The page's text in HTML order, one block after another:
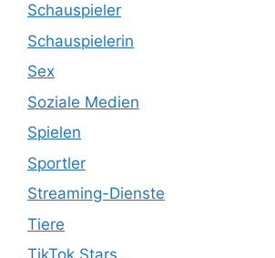
Schauspieler
Schauspielerin
Sex
Soziale Medien
Spielen
Sportler
Streaming-Dienste
Tiere